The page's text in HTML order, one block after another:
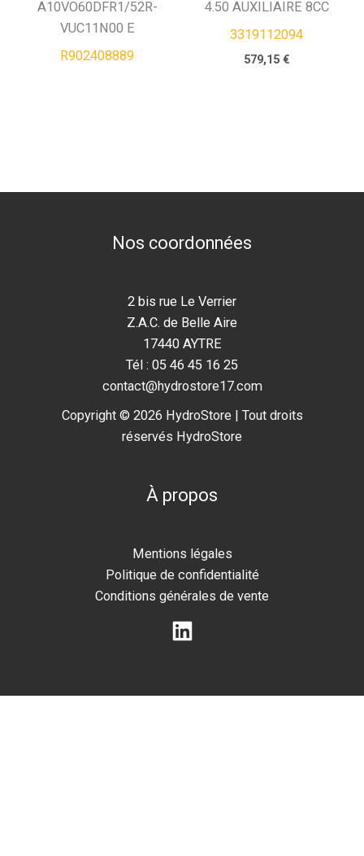
A10VO60DFR1/52R-
VUC11N00 E
R902408889
4.50 AUXILIAIRE 8CC
3319112094
579,15 €
Nos coordonnées
2 bis rue Le Verrier
Z.A.C. de Belle Aire
17440 AYTRE
Tél : 05 46 45 16 25
contact@hydrostore17.com
Copyright © 2026 HydroStore | Tout droits
réservés HydroStore
À propos
Mentions légales
Politique de confidentialité
Conditions générales de vente